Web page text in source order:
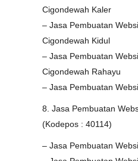
Cigondewah Kaler
– Jasa Pembuatan
Cigondewah Kidul
– Jasa Pembuatan
Cigondewah Rahayu
– Jasa Pembuatan
8. Jasa Pembuatan
(Kodepos : 40114)
– Jasa Pembuatan